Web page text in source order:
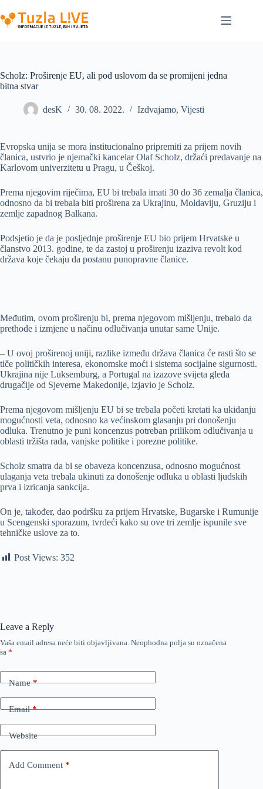
to
content
Scholz: Proširenje EU, ali pod uslovom da se promijeni jedna
bitna stvar
desK 30. 08. 2022. Izdvajamo, Vijesti
Evropska unija se mora institucionalno pripremiti za prijem novih
članica, ustvrio je njemački kancelar Olaf Scholz, držaći predavanje na
Karlovom univerzitetu u Pragu, u Češkoj.
Prema njegovim riječima, EU bi trebala imati 30 do 36 zemalja članica,
odnosno da bi trebala biti proširena za Ukrajinu, Moldaviju, Gruziju i
zemlje zapadnog Balkana.
Podsjetio je da je posljednje proširenje EU bio prijem Hrvatske u
članstvo 2013. godine, te da zastoj u proširenju izaziva revolt kod
država koje čekaju da postanu punopravne članice.
Međutim, ovom proširenju bi, prema njegovom mišljenju, trebalo da
prethode i izmjene u načinu odlučivanja unutar same Unije.
– U ovoj proširenoj uniji, razlike između država članica će rasti što se
tiče političkih interesa, ekonomske moći i sistema socijalne sigurnosti.
Ukrajina nije Luksemburg, a Portugal na izazove svijeta gleda
drugačije od Sjeverne Makedonije, izjavio je Scholz.
Prema njegovom mišljenju EU bi se trebala početi kretati ka ukidanju
mogućnosti veta, odnosno ka većinskom glasanju pri donošenju
odluka. Trenutno je puni koncenzus potreban prilikom odlučivanja u
oblasti tržišta rada, vanjske politike i porezne politike.
Scholz smatra da bi se obaveza koncenzusa, odnosno mogućnost
ulaganja veta trebala ukinuti za donošenje odluka u oblasti ljudskih
prva i izricanja sankcija.
On je, također, dao podršku za prijem Hrvatske, Bugarske i Rumunije
u Scengenski sporazum, tvrdeći kako su ove tri zemlje ispunile sve
tehničke uslove za to.
Post Views: 352
Leave a Reply
Vaša email adresa neće biti objavljivana. Neophodna polja su označena
sa *
Name*
Email*
Website
Add Comment *